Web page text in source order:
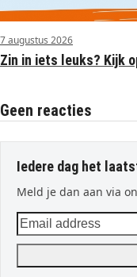
7 augustus 2026
Zin in iets leuks? Kijk
Geen reacties
Iedere dag het
Meld je dan aan via
Email
address